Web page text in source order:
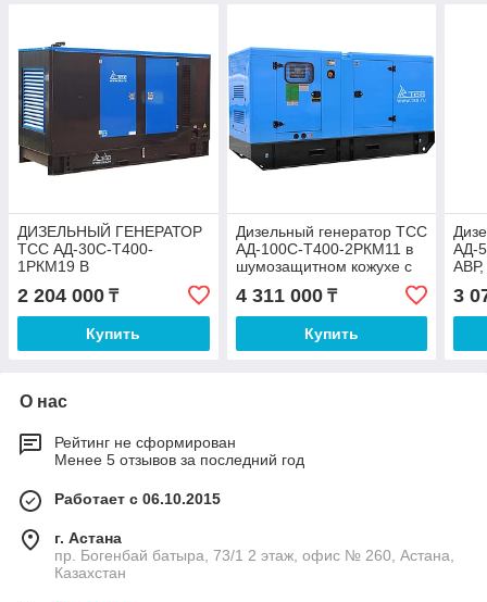
ДИЗЕЛЬНЫЙ ГЕНЕРАТОР
ТСС АД-30С-Т400-
1РКМ19 В
ШУМОЗАЩИТНОМ
КОЖУХЕ
2 204 000 ₸
Купить
Дизельный генератор ТСС
АД-100С-Т400-2РКМ11 в
шумозащитном кожухе с
4 311 000₸
Купить
АД-
3
О нас
Рейтинг не сформирован
Менее 5 отзывов за последний год
Работает с 06.10.2015
г. Астана
пр. Богенбай батыра, 73/1 2 этаж, офис № 260, Астана,
Казахстан